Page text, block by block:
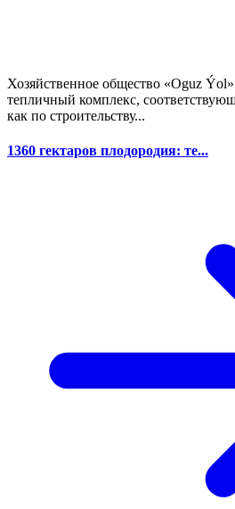
Хозяйственное общество «Oguz
тепличный комплекс,
как по строительству...
1360 гектаров плодородия: те...